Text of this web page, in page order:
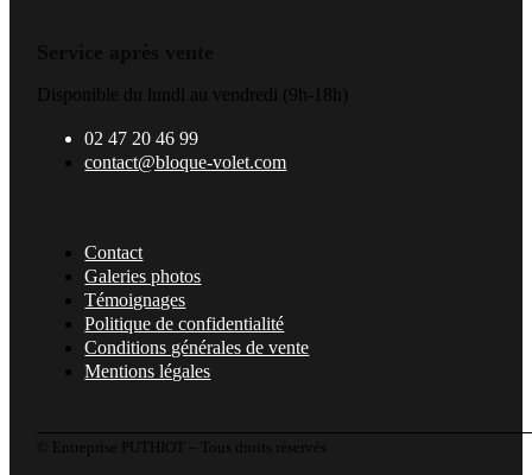
Disponible du lundi au vendredi (9h-18h)
02 47 20 46 99
contact@bloque-volet.com
Contact
Galeries photos
Témoignages
Politique de confidentialité
Conditions générales de vente
Mentions légales
© Entreprise PUTHIOT – Tous droits réservés